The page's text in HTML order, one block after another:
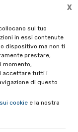
sul tuo
in essi contenute
dispositivo ma non ti
prestare,
momento,
accettare tutti i
di questo
cookie e la nostra
X